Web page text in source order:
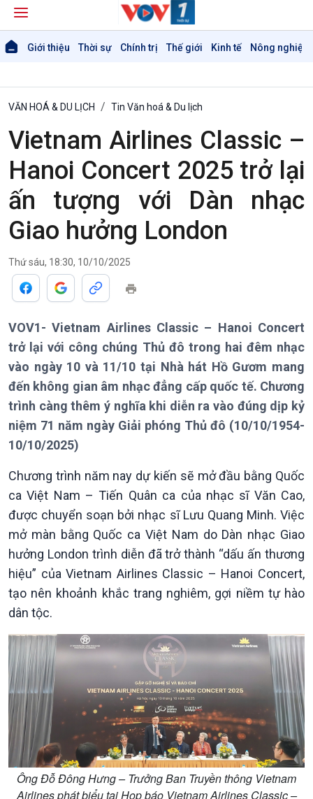
Giới thiệu Thời sự Chính trị Thế giới Kinh tế Nông nghiệp
Giới thiệu
Thời sự 6h
Thời sự 12h
Thời sự 18h
Thời sự 21h30
Bản tin
Chuyên mục
Theo dòng Thời sự
VĂN HOÁ & DU LỊCH Tin Văn hoá & Du lịch
Vietnam Airlines Classic –
Hanoi Concert 2025 trở lại
ấn tượng với Dàn nhạc
Giao hưởng London
Thứ sáu, 18:30, 10/10/2025
VOV1- Vietnam Airlines Classic – Hanoi Concert
trở lại với công chúng Thủ đô trong hai đêm nhạc
vào ngày 10 và 11/10 tại Nhà hát Hồ Gươm mang
đến không gian âm nhạc đẳng cấp quốc tế. Chương
trình càng thêm ý nghĩa khi diễn ra vào đúng dịp kỷ
niệm 71 năm ngày Giải phóng Thủ đô (10/10/1954-
10/10/2025)
Chương trình năm nay dự kiến sẽ mở đầu bằng Quốc
ca Việt Nam – Tiến Quân ca của nhạc sĩ Văn Cao,
được chuyển soạn bởi nhạc sĩ Lưu Quang Minh. Việc
mở màn bằng Quốc ca Việt Nam do Dàn nhạc Giao
hưởng London trình diễn đã trở thành “dấu ấn thương
hiệu” của Vietnam Airlines Classic – Hanoi Concert,
tạo nên khoảnh khắc trang nghiêm, gợi niềm tự hào
dân tộc.
Ông Đỗ Đông Hưng – Trưởng Ban Truyền thông Vietnam
Airlines phát biểu tại Họp báo Vietnam Airlines Classic –